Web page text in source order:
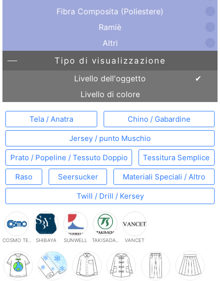
Fibra Composita (Poliestere)
Ramiè
Altri
Tipo di visualizzazione
Livello dell'oggetto
Livello di colore
Tela / Anatra Chino / Gabardine
Jersey / punto Muschio
Prato / Popeline / Tessuto Doppio Tessitura Semplice
Raso Seersucker Materiali Speciali / Altro
Twill / Drill / Kersey
COSMO TE.. SHIBAYA SUNWELL TAKISADA.. VANCET